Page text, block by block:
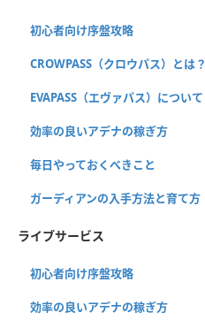
初心者向け序盤攻略
CROWPASS（クロウパス）とは？
EVAPASS（エヴァパス）について
効率の良いアデナの稼ぎ方
毎日やっておくべきこと
ガーディアンの入手方法と育て方
ライブサービス
初心者向け序盤攻略
効率の良いアデナの稼ぎ方